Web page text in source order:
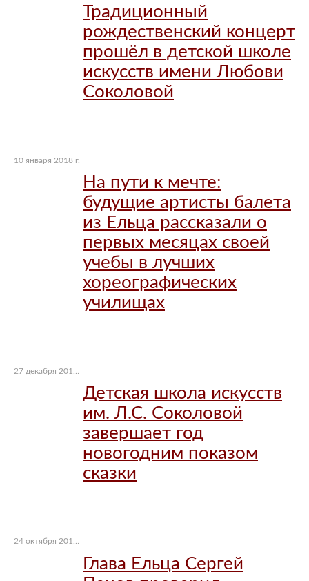
Традиционный
рождественский концерт
прошёл в детской школе
искусств имени Любови
Соколовой
10 января 2018 г.
На пути к мечте:
будущие артисты балета
из Ельца рассказали о
первых месяцах своей
учебы в лучших
хореографических
училищах
Детская школа искусств
им. Л.С. Соколовой
завершает год
новогодним показом
сказки
Глава Ельца Сергей